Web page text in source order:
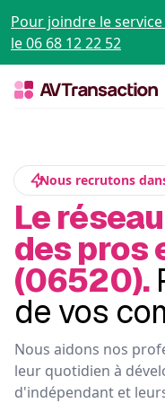
Pour joindre le
le 06 68 12 22 52
Nous recrutons
Le
des pros
(06520).
de vos
Nous aidons nos
leur quotidien à
d'indépendant et